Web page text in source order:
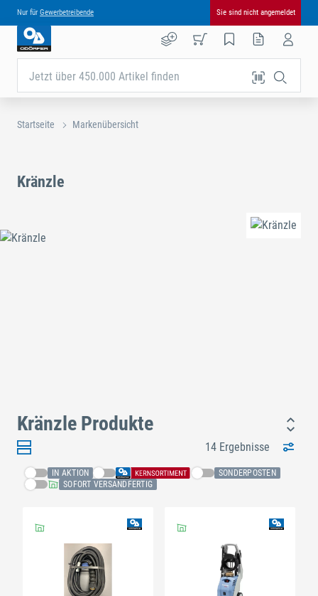
Nur für Gewerbetreibende Sie sind nicht angemeldet
Jetzt über 450.000 Artikel finden
Startseite Markenübersicht
Kränzle
Kränzle Produkte
14 Ergebnisse
IN AKTION
SONDERPOSTEN
SOFORT VERSANDFERTIG